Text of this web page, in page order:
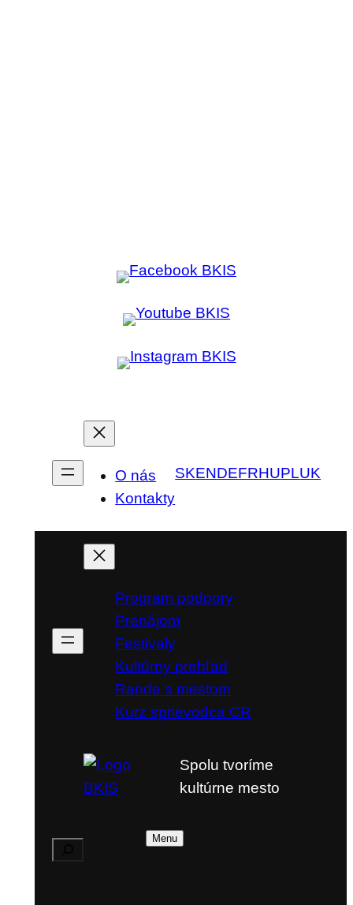
O nás
Kontakty
SKENDEFRHUPLUK
Program podpory
Prenájom
Festivaly
Kultúrny prehľad
Rande s mestom
Kurz sprievodca CR
Spolu tvoríme
kultúrne mesto
Menu